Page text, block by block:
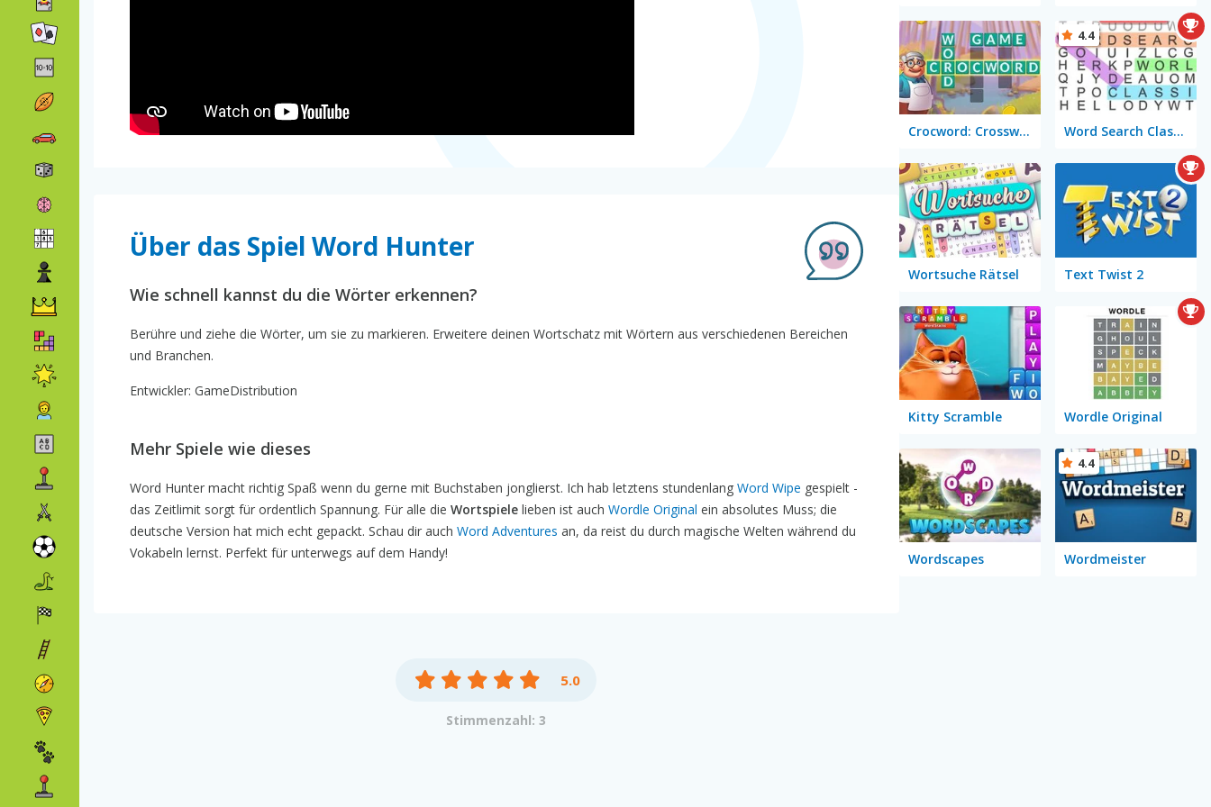
Über das Spiel Word Hunter
Wie schnell kannst du die Wörter erkennen?
Berühre und ziehe die Wörter, um sie zu markieren. Erweitere deinen Wortschatz mit Wörtern aus verschiedenen Bereichen
und Branchen.
Entwickler: GameDistribution
Mehr Spiele wie dieses
Word Hunter macht richtig Spaß wenn du gerne mit Buchstaben jonglierst. Ich hab letztens stundenlang Word Wipe gespielt -
das Zeitlimit sorgt für ordentlich Spannung. Für alle die Wortspiele lieben ist auch Wordle Original ein absolutes Muss; die
deutsche Version hat mich echt gepackt. Schau dir auch Word Adventures an, da reist du durch magische Welten während du
Vokabeln lernst. Perfekt für unterwegs auf dem Handy!
5.0
Stimmenzahl: 3
Crocword: Crossword Puzzle Game Word Search Classic
4.4
Wortsuche Rätsel Text Twist 2
Kitty Scramble Wordle Original
Wordscapes Wordmeister
4.4